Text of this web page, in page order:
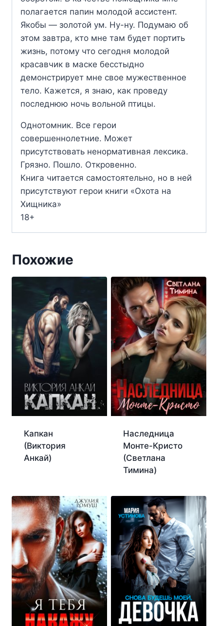
полагается папин молодой ассистент.
Якобы — золотой ум. Ну-ну. Подумаю об
этом завтра, кто мне там будет портить
жизнь, потому что сегодня молодой
красавчик в маске бесстыдно
демонстрирует мне свое мужественное
тело. Кажется, я знаю, как проведу
последнюю ночь вольной птицы.
Однотомник. Все герои
совершеннолетние. Может
присутствовать ненормативная лексика.
Грязно. Пошло. Откровенно.
Книга читается самостоятельно, но в ней
присутствуют герои книги «Охота на
Хищника»
18+
Похожие
Капкан
(Виктория
Анкай)
Наследница
Монте-Кристо
(Светлана
Тимина)